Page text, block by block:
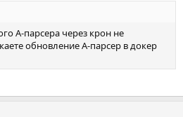
А-парсера через крон не
обновление А-парсер в докер